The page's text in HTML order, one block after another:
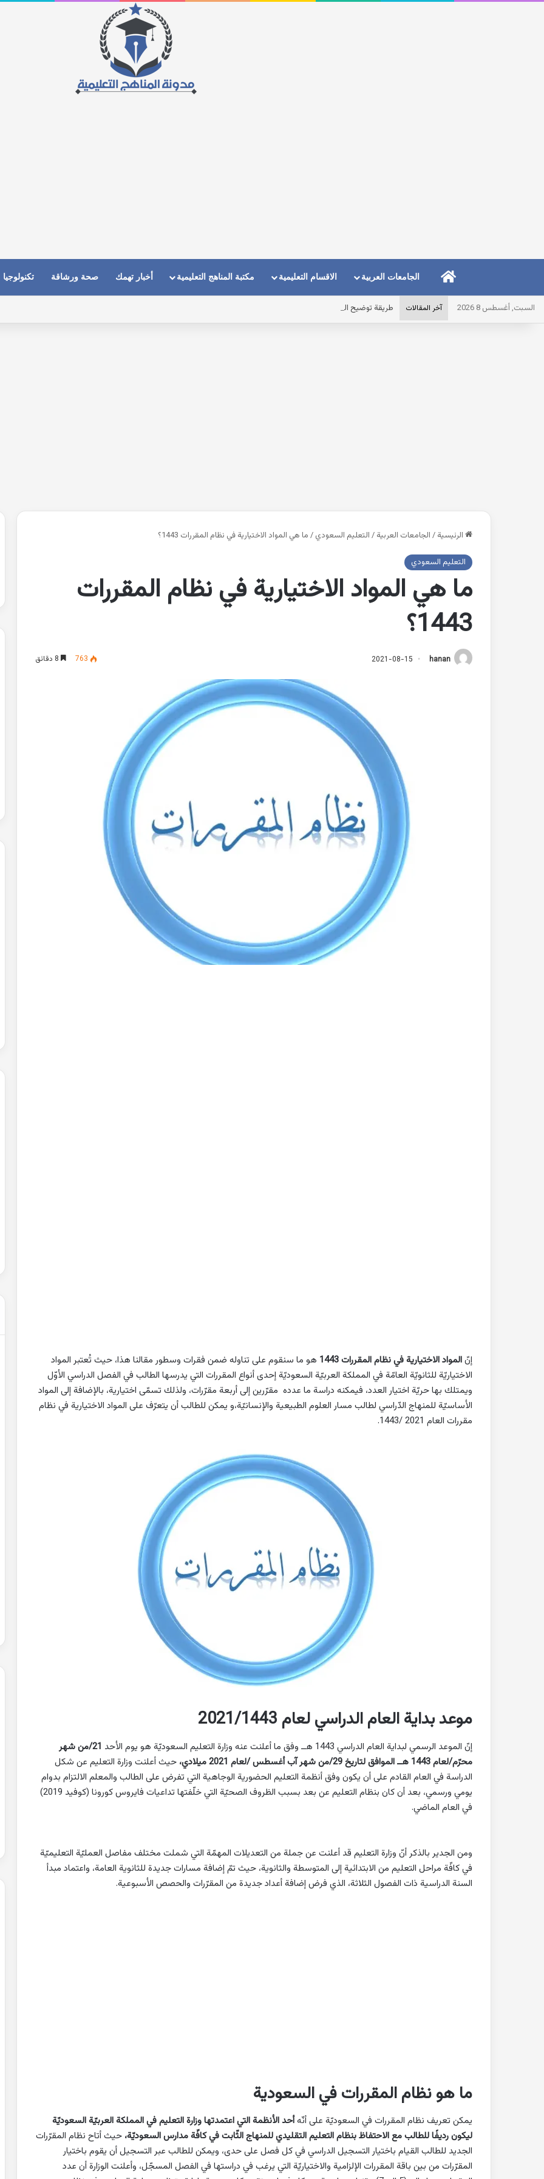
الرئيسيةالجامعات العربية الاقسام التعليمية مكتبة المناهج التعليمية أخبار تهمك صحة ورشاقة تكنولوجيا
السبت, أغسطس 8 2026 آخر المقالات طريقة توضيح المايك عند استخدام السماعات عندما يكون الصوت بعيد وقت المكالمات
الرئيسية / الجامعات العربية / التعليم السعودي / ما هي المواد الاختيارية في نظام المقررات 1443؟
التعليم السعودي
ما هي المواد الاختيارية في نظام المقررات
1443؟
hanan
2021-08-15
763
إنّالمواد الاختيارية في نظام المقررات 1443
هو ما سنقوم على تناوله ضمن فقرات وسطور مقالنا هذا، حيث تُعتبر المواد
الاختياريّة للثانويّة العامّة في المملكة العربيّة السعوديّة إحدى أنواع المقررات التي يدرسها الطالب في الفصل الدراسي الأوّل
ويمتلك بها حريّة اختيار العدد، فيمكنه دراسة ما عدده مقرّرين إلى أربعة مقرّرات، ولذلك تسمّى اختيارية، بالإضافة إلى المواد
الأساسيّة للمنهاج الدّراسي لطالب مسار العلوم الطبيعية والإنسانيّة،و يمكن للطالب أن يتعرّف على المواد الاختيارية في نظام
مقررات العام 2021 /1443.
موعد بداية العام الدراسي لعام 2021/1443
إنّ الموعد الرسمي لبداية العام الدراسي 1443 هــ وفق ما أعلنت عنه وزارة التعليم السعوديّة هو يوم الأحد 21/ من شهر
محرّم/لعام 1443 هــ الموافق لتاريخ 29/من شهر آب أغسطس /لعام 2021 ميلادي،
حيث أعلنت وزارة التعليم عن شكل
الدراسة في العام القادم على أن يكون وفق أنظمة التعليم الحضورية الوجاهية التي تفرض على الطالب والمعلم الالتزام بدوام
يومي ورسمي، بعد أن كان بنظام التعليم عن بعد بسبب الظروف الصحيّة التي خلّفتها تداعيات فايروس كورونا (كوفيد 2019)
في العام الماضي.
ومن الجدير بالذكر أنّ وزارة التعليم قد أعلنت عن جملة من التعديلات المهمّة التي شملت مختلف مفاصل العمليّة التعليميّة
في كافّة مراحل التعليم من الابتدائية إلى المتوسطة والثانوية، حيث تمّ إضافة مسارات جديدة للثانوية العامة، واعتماد مبدأ
السنة الدراسية ذات الفصول الثلاثة، الذي فرض إضافة أعداد جديدة من المقرّرات والحصص الأسبوعية.
ما هو نظام المقررات في السعودية
يمكن تعريف نظام المقررات في السعوديّة على أنّهأحد الأنظمة التي اعتمدتها وزارة التعليم في المملكة العربيّة السعوديّة
ليكون رديفًا للطالب مع الاحتفاظ بنظام التعليم التقليدي للمنهاج الثّابت في كافّة مدارس السعوديّة، حيث أتاح نظام المقرّرات
الجديد للطالب القيام باختيار التسجيل الدراسي في كل فصل على حدى، ويمكن للطالب عبر التسجيل أن يقوم باختيار
المقرّرات من بين باقة المقررات الإلزامية والاختياريّة التي يرغب في دراستها في الفصل المسجّل، وأعلنت الوزارة أن عدد